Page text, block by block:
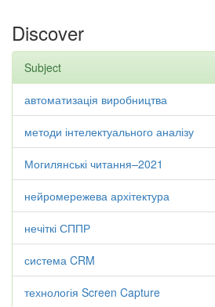
Discover
Subject
автоматизація виробництва
методи інтелектуального аналізу
Могилянські читання–2021
нейромережева архітектура
нечіткі СППР
система CRM
технологія Screen Capture